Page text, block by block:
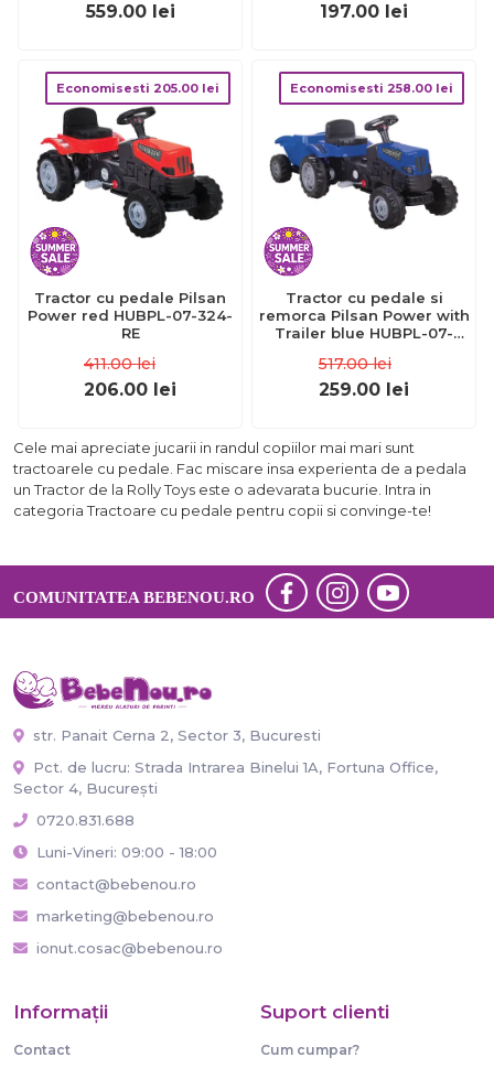
559.00 lei 197.00 lei
Economisesti 205.00 lei
Tractor cu pedale Pilsan
Power red HUBPL-07-324-
RE
411.00 lei
206.00 lei
Economisesti 258.00 lei
Tractor cu pedale si
remorca Pilsan Power with
Trailer blue HUBPL-07-
517.00 lei
259.00 lei
Cele mai apreciate jucarii in randul copiilor mai mari sunt
tractoarele cu pedale. Fac miscare insa experienta de a pedala
un Tractor de la Rolly Toys este o adevarata bucurie. Intra in
categoria Tractoare cu pedale pentru copii si convinge-te!
COMUNITATEA BEBENOU.RO
str. Panait Cerna 2, Sector 3, Bucuresti
Pct. de lucru: Strada Intrarea Binelui 1A, Fortuna Office,
Sector 4, București
0720.831.688
Luni-Vineri: 09:00 - 18:00
contact@bebenou.ro
marketing@bebenou.ro
ionut.cosac@bebenou.ro
Informaţii
Contact
Suport clienti
Cum cumpar?